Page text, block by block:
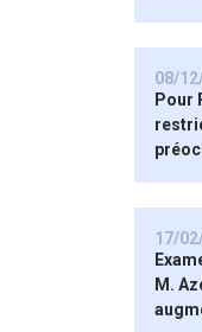
08/
Pour
17/
M.